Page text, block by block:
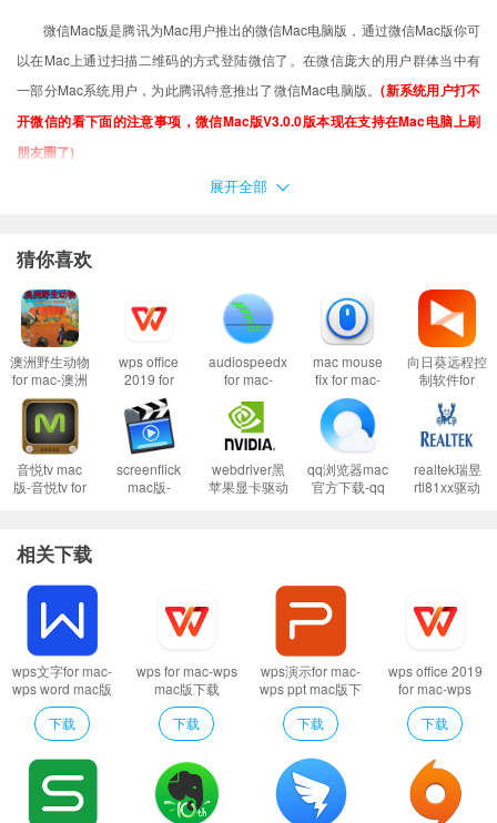
微信Mac版是腾讯为Mac用户推出的微信Mac电脑版，通过微信Mac版你可
以在Mac上通过扫描二维码的方式登陆微信了。在微信庞大的用户群体当中有
一部分Mac系统用户，为此腾讯特意推出了微信Mac电脑版。(新系统用户打不
开微信的看下面的注意事项，微信Mac版V3.0.0版本现在支持在Mac电脑上刷
朋友圈了)
XX软件已损坏，无法打开，你应该将它移到废纸篓
打不开XX软件，因为它来自身份不明的开发者
打不开XX软件，因为Apple无法检查其是否包含恶意软件
当你遇到上述问题的时候：
1、首先这样设置试试：
开启任何来源
到这里一般情况下应用都可以运行了。
然而有的应用开启了任何来源还是不行，这是因为苹果进一步收缩了对未
签名应用的权限，这时候就需要通过过“终端”执行命令行代码来绕过应用签名认
2、执行命令绕过苹果的公证Gatekeeper：
以上操作如果还不能解决，那就需要关闭SIP系统完整性保护才可以了。
3、关闭SIP系统完整性保护：
Mac怎么关闭SIP系统完整性 Mac SIP怎么关
闭
软件特色
- 扫描二维码和输入帐号、密码登录
- 免费发送文字信息、表情、图片
- 创建群聊，与多个朋友一 起聊天
- 接收和查看公众号信息
展开全部
猜你喜欢
澳洲野生动物
for mac-澳洲
野生动物mac
版下载 v2.1
wps office
2019 for
mac-wps
office 2019
mac版下载
v5.0.0(7550)
audiospeedx
for mac-
mac版下载
v1.1
mac mouse
fix for mac-
mac mouse
fix mac版下载
v2.2.1
向日葵远程控
制软件for
远程控制软件
mac版下载
v12.5.1.46673
音悦tv mac
版-音悦tv for
screenflick
mac版-
webdriver黑
苹果显卡驱动
qq浏览器mac
官方下载-qq
realtek瑞昱
rtl81xx驱动
相关下载
wps文字for mac-
wps word mac版
下载
v5.0.0(7550)
下载
wps for mac-wps
mac版下载
v5.0.0(7550)
下载
wps演示for mac-
wps ppt mac版下
载 v5.0.0(7550)
下载
wps office 2019
for mac-wps
office 2019 mac
版下载
v5.0.0(7550)
下载